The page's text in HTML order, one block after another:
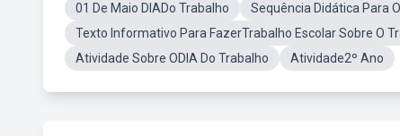
01 De Maio DIADo Trabalho
Sequência Didática Para
Texto Informativo Para FazerTrabalho Escolar Sobre O
Atividade Sobre ODIA Do Trabalho
Atividade2º Ano